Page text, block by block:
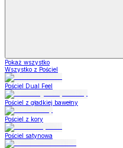
Pokaż wszystko
Wszystko z Pościel
Pościel Dual Feel
Pościel z gładkiej bawełny
Pościel z kory
Pościel satynowa